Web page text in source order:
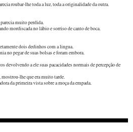
roubar-lhe toda a luz, toda a originalidade da outra.
muito perdida.
mordiscada no lábio e sorriso de canto de boca.
dois dedinhos com a lingua.
no pegar de suas bolsas e foram embora.
devolvendo a ele suas pacacidades normais de percepção de
lhe que era muito tarde.
da primeira vista sobre a moça da empada.